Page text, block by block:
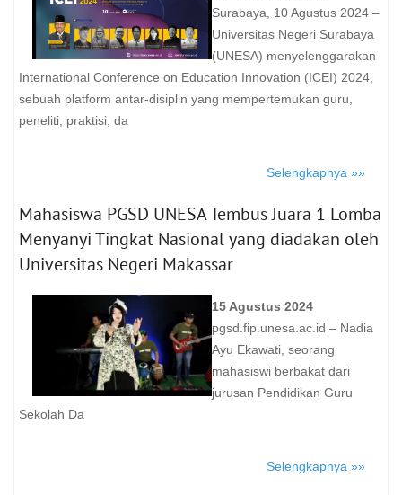
Surabaya, 10 Agustus 2024 –
Universitas Negeri Surabaya
(UNESA) menyelenggarakan
International Conference on Education Innovation (ICEI) 2024,
sebuah platform antar-disiplin yang mempertemukan guru,
peneliti, praktisi, da
Selengkapnya »»
Mahasiswa PGSD UNESA Tembus Juara 1 Lomba
Menyanyi Tingkat Nasional yang diadakan oleh
Universitas Negeri Makassar
15 Agustus 2024
pgsd.fip.unesa.ac.id – Nadia
Ayu Ekawati, seorang
mahasiswi berbakat dari
jurusan Pendidikan Guru
Sekolah Da
Selengkapnya »»